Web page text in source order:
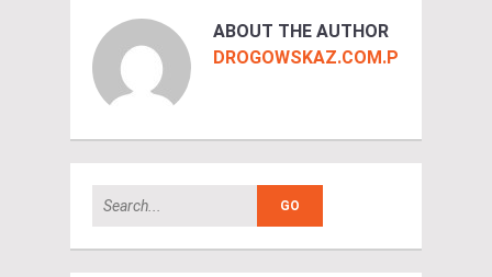
ABOUT THE AUTHOR
DROGOWSKAZ.COM.PL